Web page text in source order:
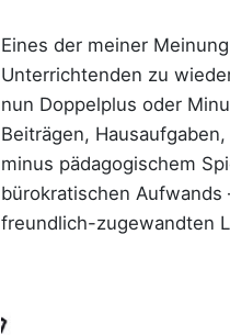
Eines der meiner
Unterrichtenden zu
nun Doppelplus oder
Beiträgen,
minus pädagogischem
bürokratischen
freundlich-zugewandten